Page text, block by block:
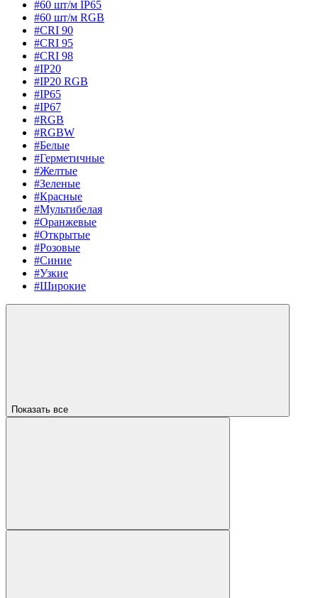
#60 шт/м IP65
#60 шт/м RGB
#CRI 90
#CRI 95
#CRI 98
#IP20
#IP20 RGB
#IP65
#IP67
#RGB
#RGBW
#Белые
#Герметичные
#Желтые
#Зеленые
#Красные
#Мультибелая
#Оранжевые
#Открытые
#Розовые
#Синие
#Узкие
#Широкие
Показать все